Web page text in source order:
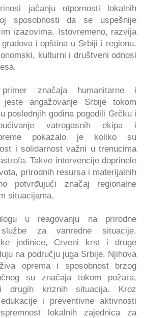
jačanju otpornosti lokalnih
sposobnosti da se uspešnije
izazovima. Istovremeno, razvija
i opština u Srbiji i regionu,
kulturni i društveni odnosi
značaja humanitarne i
jeste angažovanje Srbije tokom
poslednjih godina pogodili Grčku i
vatrogasnih ekipa i
pokazalo je koliko su
i solidarnost važni u trenucima
Takve intervencije doprinele
prirodnih resursa i materijalnih
potvrđujući značaj regionalne
situacijama.
u reagovanju na prirodne
za vanredne situacije,
jedinice, Crveni krst i druge
na području juga Srbije. Njihova
oprema i sposobnost brzog
su značaja tokom požara,
drugih kriznih situacija. Kroz
i preventivne aktivnosti
lokalnih zajednica za